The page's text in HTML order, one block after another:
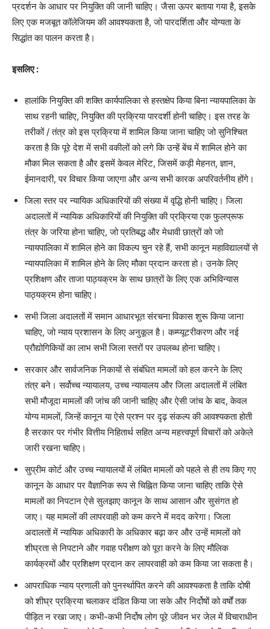
प्रदर्शन के आधार पर नियुक्ति की जानी चाहिए। जैसा ऊपर बताया गया है, इसके
लिए एक मजबूत कॉलेजियम की आवश्यकता है, जो पारदर्शिता और योग्यता के
सिद्धांत का पालन करता है।
इसलिए :
हालांकि नियुक्ति की शक्ति कार्यपालिका से हस्तक्षेप किया बिना न्यायपालिका के
साथ रहनी चाहिए, नियुक्ति की प्रक्रिया पारदर्शी होनी चाहिए। इस तरह के
तरीकों/तंत्र को इस प्रक्रिया में शामिल किया जाना चाहिए जो सुनिश्चित
करता है कि पूरे देश में सभी वकीलों को लगे कि उन्हें बेंच में शामिल होने का
मौका मिल सकता है और इसमें केवल मेरिट, जिसमें कड़ी मेहनत, ज्ञान,
ईमानदारी, पर विचार किया जाएगा और अन्य सभी कारक अपरिवर्तनीय होंगे।
जिला स्तर पर न्यायिक अधिकारियों की संख्या में वृद्धि होनी चाहिए। जिला
अदालतों में न्यायिक अधिकारियों की नियुक्ति की प्रक्रिया एक फुलप्रूफ
तंत्र के जरिया होना चाहिए, जो प्रतिबद्ध और मेधावी छात्रों को जो
न्यायपालिका में शामिल होने का विकल्प चुन रहे हैं, सभी कानून महाविद्यालयों से
न्यायपालिका में शामिल होने के लिए मौका प्रदान करता हो। उनके लिए
प्रशिक्षण और ताजा पाठ्यक्रम के साथ छात्रों के लिए एक अभिविन्यास
पाठ्यक्रम होना चाहिए।
सभी जिला अदालतों में समान आधारभूत संरचना विकास शुरू किया जाना
चाहिए, जो न्याय प्रशासन के लिए अनुकूल है। कम्प्यूटरीकरण और नई
प्रौद्योगिकियों का लाभ सभी जिला स्तरों पर उपलब्ध होना चाहिए।
सरकार और सार्वजनिक निकायों से संबंधित मामलों को हल करने के लिए
तंत्र बने। सर्वोच्च न्यायालय, उच्च न्यायालय और जिला अदालतों में लंबित
सभी मौजूदा मामलों की जांच की जानी चाहिए और ऐसी जांच के बाद, केवल
योग्य मामलों, जिन्हें कानून या ऐसे प्रश्न पर दृढ़ संकल्प की आवश्यकता होती
है सरकार पर गंभीर वित्तीय निहितार्थ सहित अन्य महत्त्वपूर्ण विचारों को अकेले
जारी रखना चाहिए।
सुप्रीम कोर्ट और उच्च न्यायालयों में लंबित मामलों को पहले से ही तय किए गए
कानून के आधार पर वैज्ञानिक रूप से चिह्नित किया जाना चाहिए ताकि ऐसे
मामलों का निपटान ऐसे सुलझाए कानून के साथ आसान और सुसंगत हो
जाए। यह मामलों की लापरवाही को कम करने में मदद करेगा। जिला
अदालतों में न्यायिक अधिकारी के अधिकार बढ़ा कर और उन्हें मामलों को
शीघ्रता से निपटाने और गवाह परीक्षण को पूरा करने के लिए मौलिक
कार्यक्रमों और प्रशिक्षण प्रदान कर लापरवाही को कम किया जा सकता है।
आपराधिक न्याय प्रणाली को पुनर्स्थापित करने की आवश्यकता है ताकि दोषी
को शीघ्र प्रक्रिया चलाकर दंडित किया जा सके और निर्दोषों को वर्षों तक
पीड़ित न रखा जाए। कभी-कभी निर्दोष लोग पूरे जीवन भर जेल में विचाराधीन